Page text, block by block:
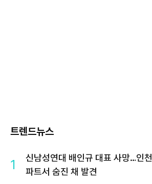
트렌드뉴스
1
신남성연대 배인규 대표 사망…인
파트서 숨진 채 발견